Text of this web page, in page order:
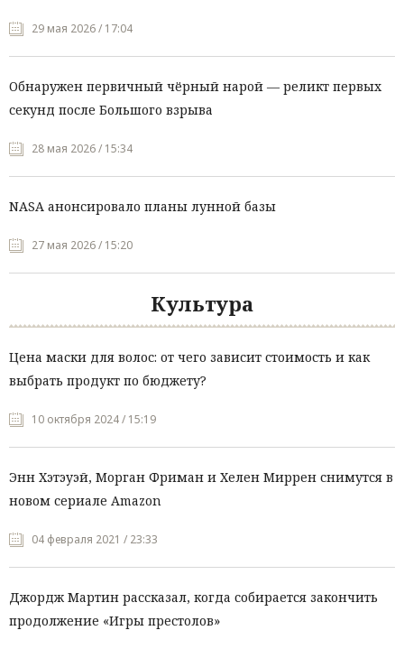
29 мая 2026 / 17:04
Обнаружен первичный чёрный нарой — реликт первых
секунд после Большого взрыва
28 мая 2026 / 15:34
NASA анонсировало планы лунной базы
27 мая 2026 / 15:20
Культура
Цена маски для волос: от чего зависит стоимость и как
выбрать продукт по бюджету?
10 октября 2024 / 15:19
Энн Хэтэуэй, Морган Фриман и Хелен Миррен снимутся в
новом сериале Amazon
04 февраля 2021 / 23:33
Джордж Мартин рассказал, когда собирается закончить
продолжение «Игры престолов»